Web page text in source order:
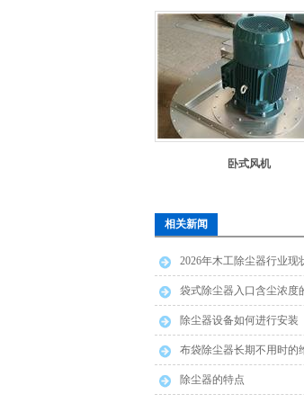
卧式风机
相关新闻
2026年木工除尘器行业
袋式除尘器入口含尘浓度
除尘器设备如何进行安装
布袋除尘器长期不用时的
除尘器的特点